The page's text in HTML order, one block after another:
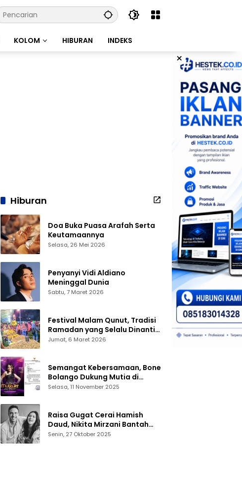
KOLOM HIBURAN INDEKS
×
Hiburan
Doa Buka Puasa Arafah Serta
Keutamaannya
Selasa, 26 Mei 2026
Penyanyi Vidi Aldiano
Meninggal Dunia
Sabtu, 7 Maret 2026
Festival Malam Qunut, Tradisi
Ramadan yang Selalu Dinanti
Warga Gorontalo
Jumat, 6 Maret 2026
Semangat Kebersamaan, Bone
Bolango Dukung Mutia di
Panggung Dangdut Academy 7
Selasa, 11 November 2025
Raisa Gugat Cerai Hamish
Daud, Nikita Mirzani Bantah
Peras Reza Gladys
Senin, 27 Oktober 2025